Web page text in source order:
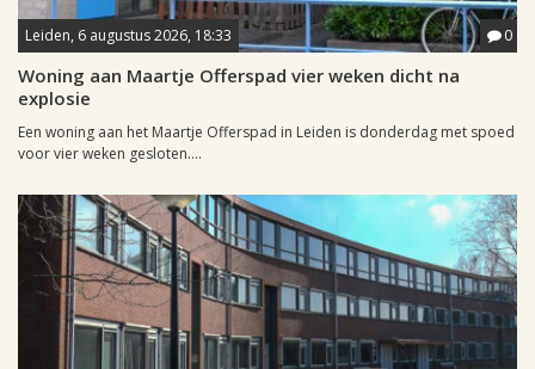
Leiden, 6 augustus 2026, 18:33 0
Woning aan Maartje Offerspad vier weken dicht na
explosie
Een woning aan het Maartje Offerspad in Leiden is donderdag met spoed
voor vier weken gesloten....